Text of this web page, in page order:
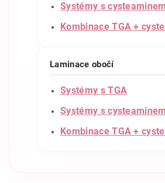
Systémy s cysteaminem
Kombinace TGA +
Laminace obočí
Systémy s TGA
Systémy s cysteaminem
Kombinace TGA +